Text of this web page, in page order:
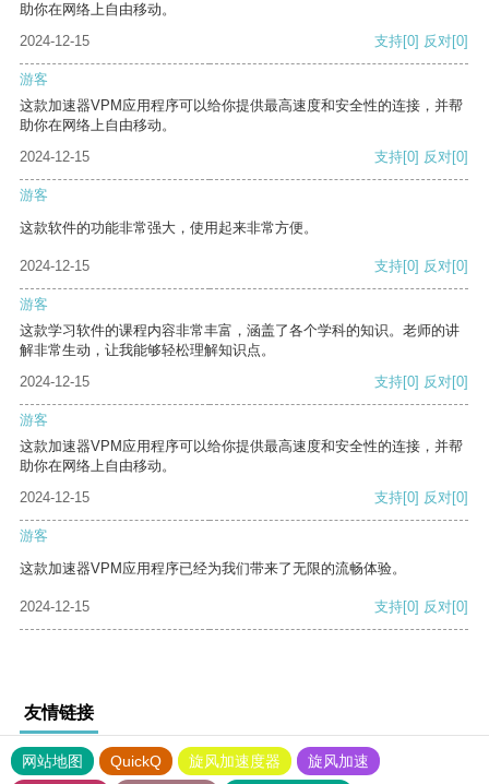
助你在网络上自由移动。
2024-12-15
支持[0] 反对[0]
游客
这款加速器VPM应用程序可以给你提供最高速度和安全性的连接，并帮
助你在网络上自由移动。
2024-12-15
支持[0] 反对[0]
游客
这款软件的功能非常强大，使用起来非常方便。
2024-12-15 支持[0] 反对[0]
游客
这款学习软件的课程内容非常丰富，涵盖了各个学科的知识。老师的讲
解非常生动，让我能够轻松理解知识点。
2024-12-15
支持[0] 反对[0]
游客
这款加速器VPM应用程序可以给你提供最高速度和安全性的连接，并帮
助你在网络上自由移动。
2024-12-15
支持[0] 反对[0]
游客
这款加速器VPM应用程序已经为我们带来了无限的流畅体验。
2024-12-15 支持[0] 反对[0]
友情链接
网站地图 QuickQ 旋风加速度器
旋风加速